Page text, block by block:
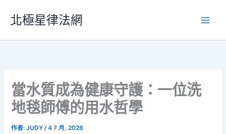
要
北極星律法網
當水質成為健康守護：一位洗
地毯師傅的用水哲學
作者:JUDY/4 7 月, 2026